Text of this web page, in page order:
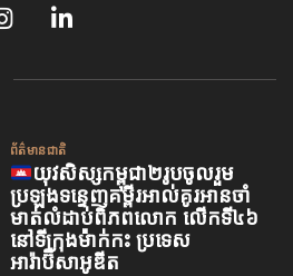
ព័ត៌មានជាតិ
យុវសិស្សកម្ពុជា២រូបចូលរួម
ប្រឡងទន្ទេញគម្ពីរអាល់គូរអានចាំ
មាត់លំដាប់ពិភពលោក លើកទី៤៦
នៅទីក្រុងម៉ាក់កះ ប្រទេស
អារ៉ាប៊ីសាអូឌីត